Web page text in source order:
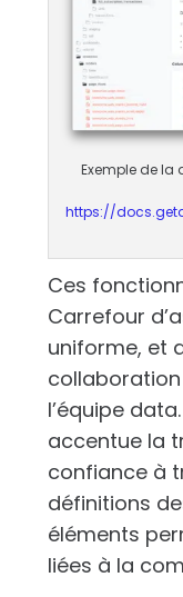
Exemple de la
https://
Ces
Carrefour
uniforme, et
l’équipe
accentue la
confiance à
définitions
éléments
liées à la